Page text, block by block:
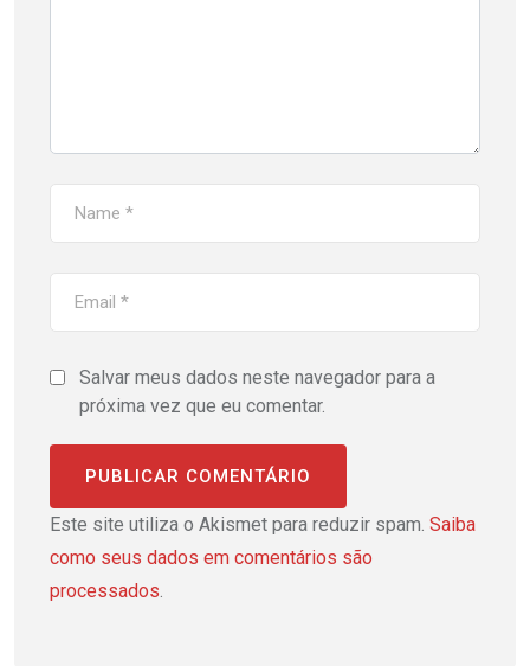
Salvar meus dados neste navegador para a
próxima vez que eu comentar.
Este site utiliza o Akismet para reduzir spam. Saiba
como seus dados em comentários são
processados.